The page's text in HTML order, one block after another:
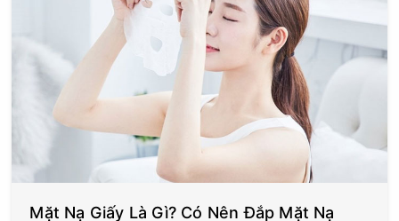
Mặt Nạ Giấy Là Gì? Có Nên Đắp Mặt Nạ